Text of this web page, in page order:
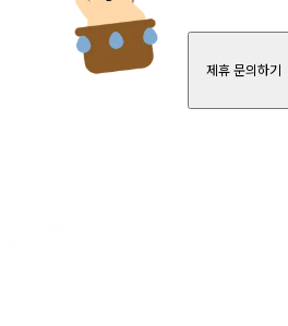
제휴 문의하기